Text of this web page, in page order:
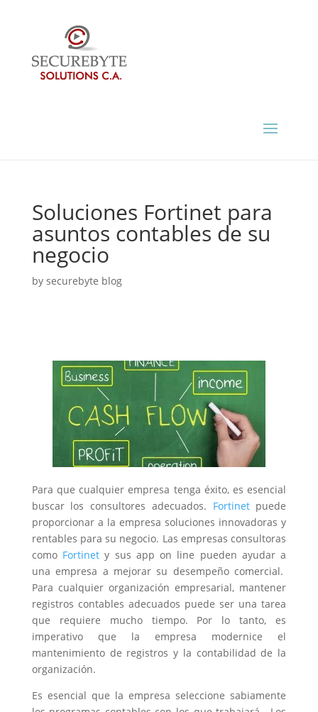
Soluciones Fortinet para
asuntos contables de su
negocio
by securebyte blog
Para que cualquier empresa tenga éxito, es esencial
buscar los consultores adecuados. Fortinetpuede
proporcionar a la empresa soluciones innovadoras y
rentables para su negocio. Las empresas consultoras
como Fortinet y sus app on line pueden ayudar a
una empresa a mejorar su desempeño comercial.
Para cualquier organización empresarial, mantener
registros contables adecuados puede ser una tarea
que requiere mucho tiempo. Por lo tanto, es
imperativo que la empresa modernice el
mantenimiento de registros y la contabilidad de la
organización.
Es esencial que la empresa seleccione sabiamente